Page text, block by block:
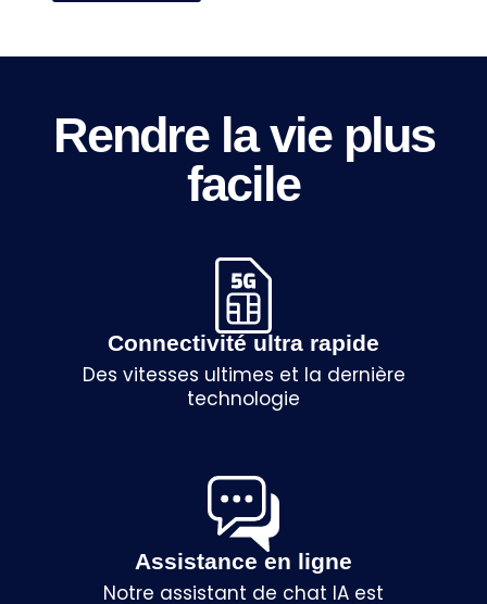
Rendre la vie plus
facile
Connectivité ultra rapide
Des vitesses ultimes et la dernière
technologie
Assistance en ligne
Notre assistant de chat IA est